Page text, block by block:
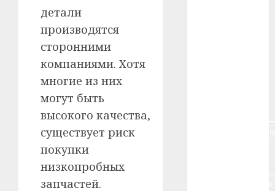
детали
производятся
сторонними
компаниями. Хотя
многие из них
могут быть
высокого качества,
существует риск
покупки
низкопробных
запчастей.